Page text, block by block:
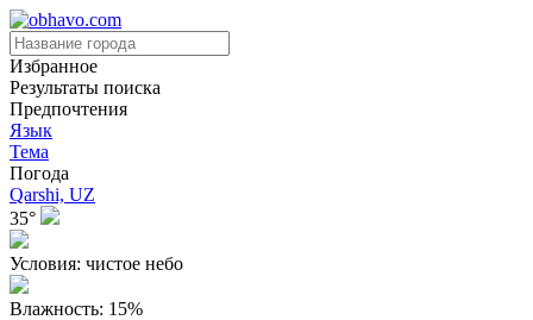
Избранное
Результаты поиска
Предпочтения
Язык
Тема
Погода
Qarshi, UZ
35°
Условия: чистое небо
Влажность: 15%